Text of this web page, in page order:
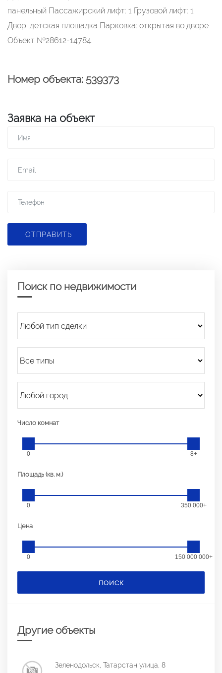
панельный Пассажирский лифт: 1 Грузовой лифт: 1
Двор: детская площадка Парковка: открытая во дворе
Объект №28612-14784.
Номер объекта: 539373
Заявка на объект
ОТПРАВИТЬ
Поиск по недвижимости
Число комнат
0 8+
Площадь (кв. м.)
0 350 000+
Цена
0 150 000 000+
ПОИСК
Другие объекты
Зеленодольск, Татарстан улица, 8